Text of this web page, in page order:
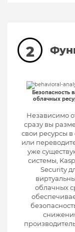
2
Безопасность
облачных
Независимо
сразу вы
свои ресурсы в
или
уже
системы,
Security
облачных